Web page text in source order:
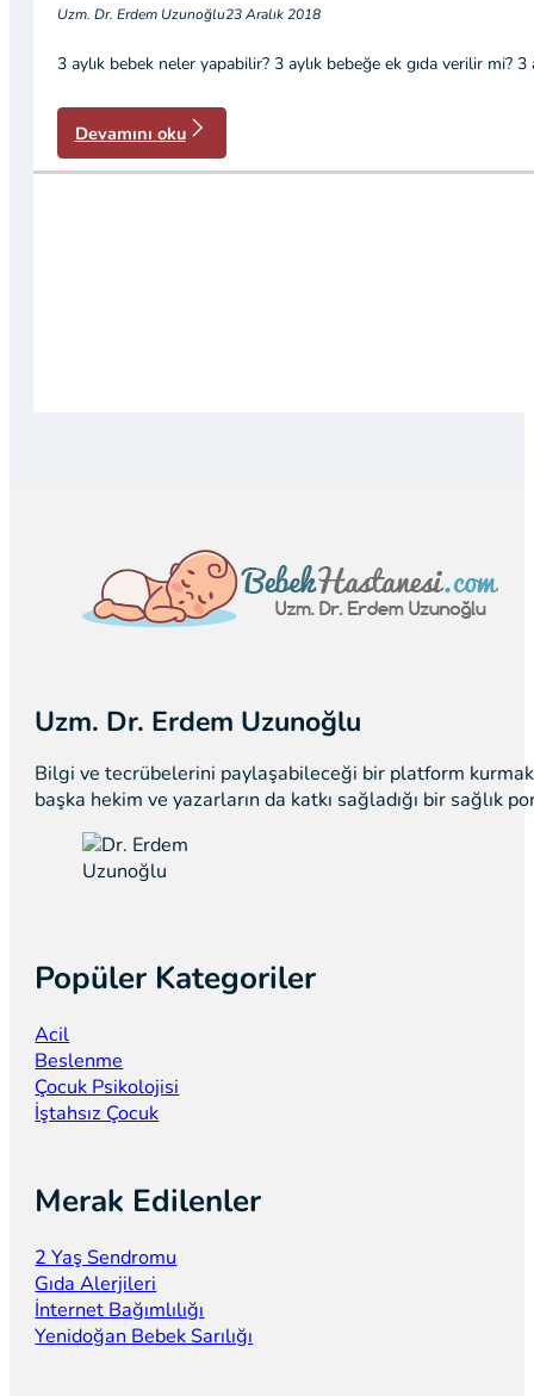
Uzm. Dr. Erdem Uzunoğlu23 Aralık 2018
3 aylık bebek neler yapabilir? 3 aylık bebeğe ek gıda verilir mi?
Devamını oku
Uzm. Dr. Erdem Uzunoğlu
Bilgi ve tecrübelerini paylaşabileceği bir platform kurmak
başka hekim ve yazarların da katkı sağladığı bir sağlık
Popüler Kategoriler
Acil
Beslenme
Çocuk Psikolojisi
İştahsız Çocuk
Merak Edilenler
2 Yaş Sendromu
Gıda Alerjileri
İnternet Bağımlılığı
Yenidoğan Bebek Sarılığı